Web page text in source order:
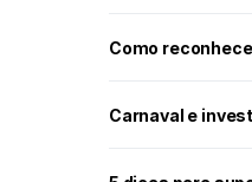
Como
Carnaval e